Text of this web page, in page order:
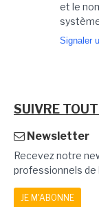
et le
Signaler
SUIVRE
Newsletter
Recevez notre
professionnels de
JE M'ABONNE